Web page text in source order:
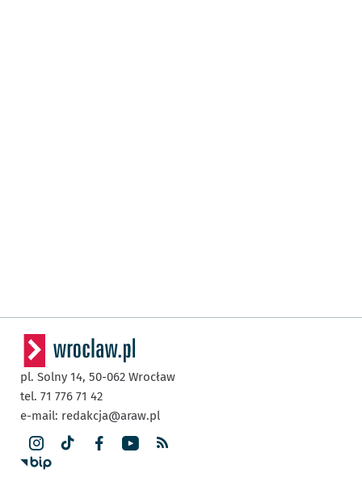
pl. Solny 14, 50-062 Wrocław
tel. 71 776 71 42
e-mail: redakcja@araw.pl